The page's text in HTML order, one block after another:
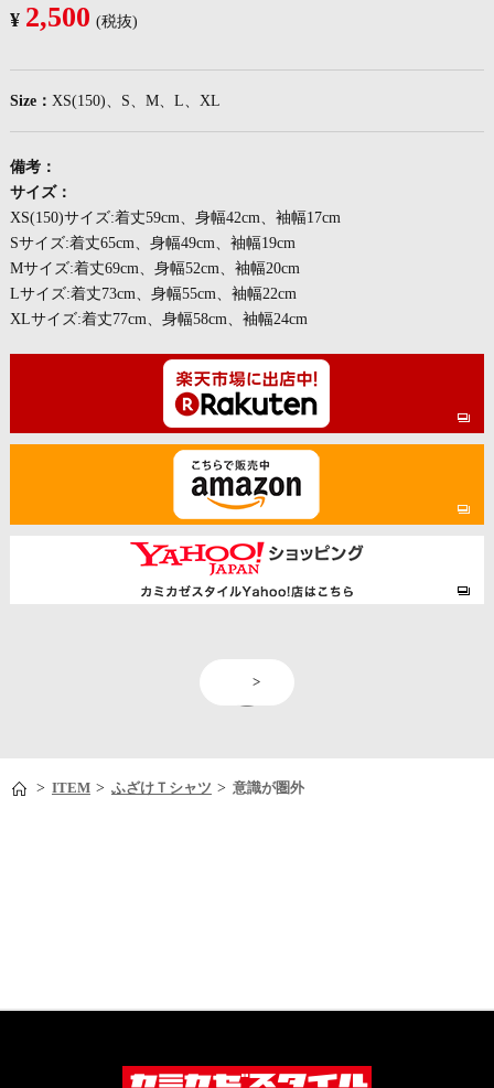
¥ 2,500 (税抜)
Size： XS(150)、S、M、L、XL
備考：
サイズ：
XS(150)サイズ:着丈59cm、身幅42cm、袖幅17cm
Sサイズ:着丈65cm、身幅49cm、袖幅19cm
Mサイズ:着丈69cm、身幅52cm、袖幅20cm
Lサイズ:着丈73cm、身幅55cm、袖幅22cm
XLサイズ:着丈77cm、身幅58cm、袖幅24cm
>
> ITEM > ふざけＴシャツ > 意識が圏外